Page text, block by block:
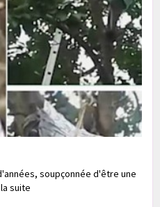
soupçonnée d'être une
suite